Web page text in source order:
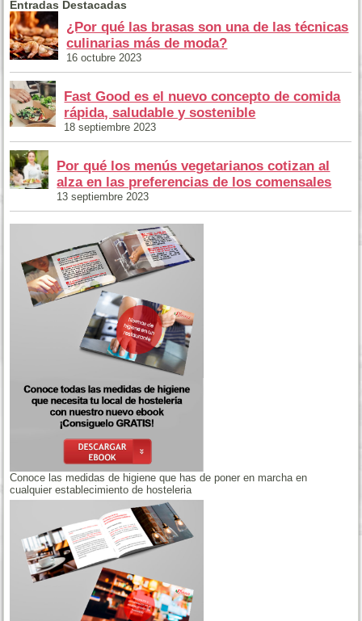
Entradas Destacadas
¿Por qué las brasas son una de las técnicas
culinarias más de moda?
16 octubre 2023
Fast Good es el nuevo concepto de comida
rápida, saludable y sostenible
18 septiembre 2023
Por qué los menús vegetarianos cotizan al
alza en las preferencias de los comensales
13 septiembre 2023
Conoce las medidas de higiene que has de poner en marcha en
cualquier establecimiento de hosteleria